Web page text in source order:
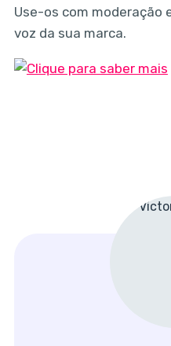
Use-os com moderação
voz da sua marca.